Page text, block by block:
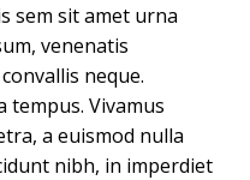
sem sit amet urna
venenatis
neque.
Vivamus
a euismod nulla
nibh, in imperdiet